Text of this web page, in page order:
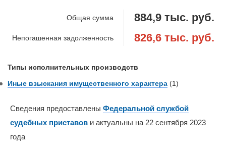
Общая сумма
Непогашенная задолженность
884,9 тыс. руб.
826,6 тыс. руб.
Типы исполнительных производств
Иные взыскания имущественного характера (1)
Сведения предоставлены Федеральной службой
судебных приставов и актуальны на 22 сентября 2023
года